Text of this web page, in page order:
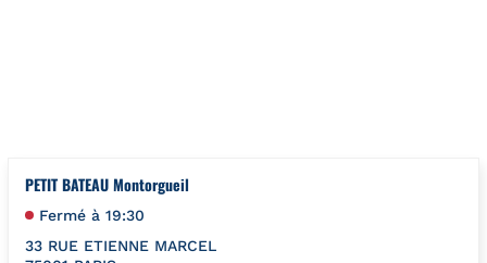
PETIT BATEAU Montorgueil
Fermé à 19:30
33 RUE ETIENNE MARCEL